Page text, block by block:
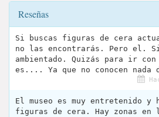
Reseñas
Si buscas figuras de cera
no las encontrarás. Pero el.
ambientado. Quizás para ir con
es.... Ya que no conocen nada
El museo es muy entretenido y
figuras de cera. Hay zonas en